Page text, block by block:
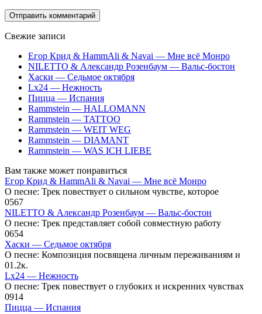
Свежие записи
Егор Крид & HammAli & Navai — Мне всё Монро
NILETTO & Александр Розенбаум — Вальс-бостон
Хаски — Седьмое октября
Lx24 — Нежность
Пицца — Испания
Rammstein — HALLOMANN
Rammstein — TATTOO
Rammstein — WEIT WEG
Rammstein — DIAMANT
Rammstein — WAS ICH LIEBE
Вам также может понравиться
Егор Крид & HammAli & Navai — Мне всё Монро
О песне: Трек повествует о сильном чувстве, которое
0567
NILETTO & Александр Розенбаум — Вальс-бостон
О песне: Трек представляет собой совместную работу
0654
Хаски — Седьмое октября
О песне: Композиция посвящена личным переживаниям и
01.2к.
Lx24 — Нежность
О песне: Трек повествует о глубоких и искренних чувствах
0914
Пицца — Испания